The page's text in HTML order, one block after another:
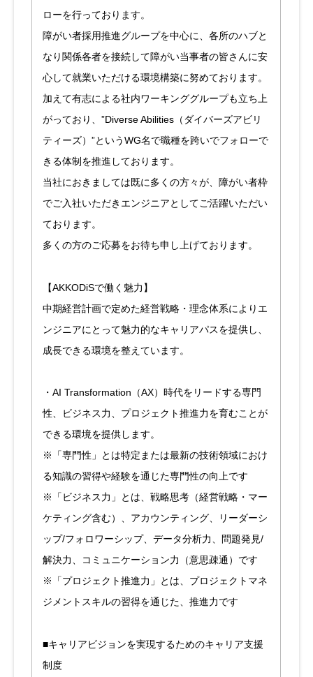
ローを行っております。
障がい者採用推進グループを中心に、各所のハブと
なり関係各者を接続して障がい当事者の皆さんに安
心して就業いただける環境構築に努めております。
加えて有志による社内ワーキンググループも立ち上
がっており、”Diverse Abilities（ダイバーズアビリ
ティーズ）”というWG名で職種を跨いでフォローで
きる体制を推進しております。
当社におきましては既に多くの方々が、障がい者枠
でご入社いただきエンジニアとしてご活躍いただい
ております。
多くの方のご応募をお待ち申し上げております。
【AKKODiSで働く魅力】
中期経営計画で定めた経営戦略・理念体系によりエ
ンジニアにとって魅力的なキャリアパスを提供し、
成長できる環境を整えています。
・AI Transformation（AX）時代をリードする専門
性、ビジネス力、プロジェクト推進力を育むことが
できる環境を提供します。
※「専門性」とは特定または最新の技術領域におけ
る知識の習得や経験を通じた専門性の向上です
※「ビジネス力」とは、戦略思考（経営戦略・マー
ケティング含む）、アカウンティング、リーダーシ
ップ/フォロワーシップ、データ分析力、問題発見/
解決力、コミュニケーション力（意思疎通）です
※「プロジェクト推進力」とは、プロジェクトマネ
ジメントスキルの習得を通じた、推進力です
■キャリアビジョンを実現するためのキャリア支援
制度